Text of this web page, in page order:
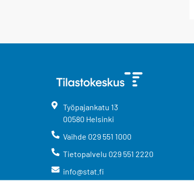
Työpajankatu 13
00580 Helsinki
Vaihde 029 551 1000
Tietopalvelu 029 551 2220
info@stat.fi